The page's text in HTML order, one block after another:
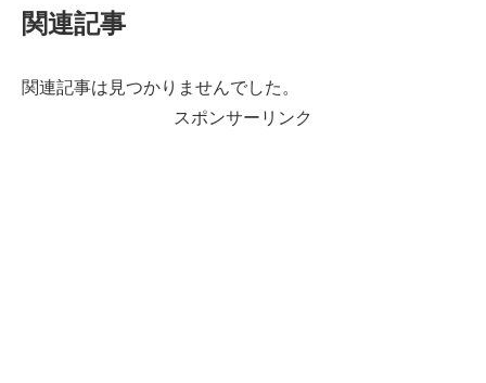
関連記事
関連記事は見つかりませんでした。
スポンサーリンク